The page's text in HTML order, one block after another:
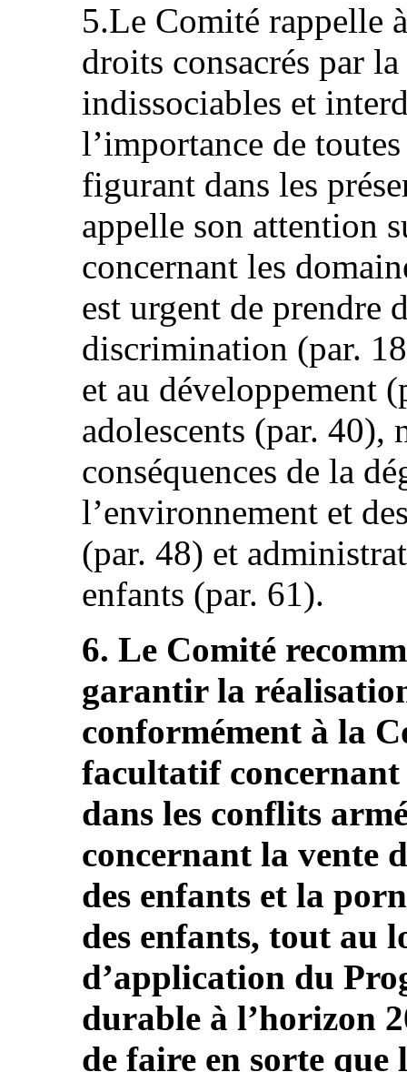
5.Le Comité rappelle
droits consacrés par
indissociables et
l’importance de
figurant dans les
appelle son attention
concernant les
est urgent de prendre
discrimination (par.
et au développement
adolescents (par. 40),
conséquences de la
l’environnement et
(par. 48) et
enfants (par. 61).
6. Le Comité
garantir la
conformément à la
facultatif concernant
dans les conflits
concernant la vente
des enfants et la
des enfants, tout au
d’application du
durable à l’horizon
de faire en sorte